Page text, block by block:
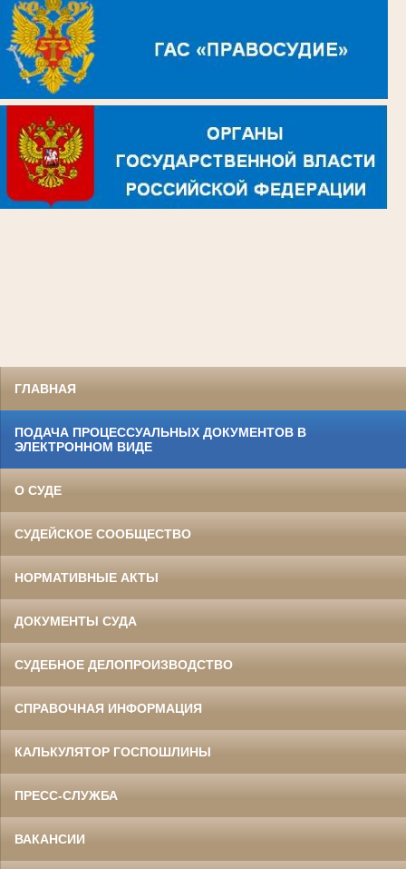
ГЛАВНАЯ
ПОДАЧА ПРОЦЕССУАЛЬНЫХ ДОКУМЕНТОВ В
ЭЛЕКТРОННОМ ВИДЕ
О СУДЕ
СУДЕЙСКОЕ СООБЩЕСТВО
НОРМАТИВНЫЕ АКТЫ
ДОКУМЕНТЫ СУДА
СУДЕБНОЕ ДЕЛОПРОИЗВОДСТВО
СПРАВОЧНАЯ ИНФОРМАЦИЯ
КАЛЬКУЛЯТОР ГОСПОШЛИНЫ
ПРЕСС-СЛУЖБА
ВАКАНСИИ